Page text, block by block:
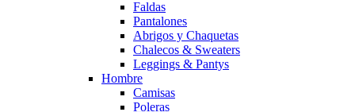
Faldas
Pantalones
Abrigos y Chaquetas
Chalecos & Sweaters
Leggings & Pantys
Hombre
Camisas
Poleras